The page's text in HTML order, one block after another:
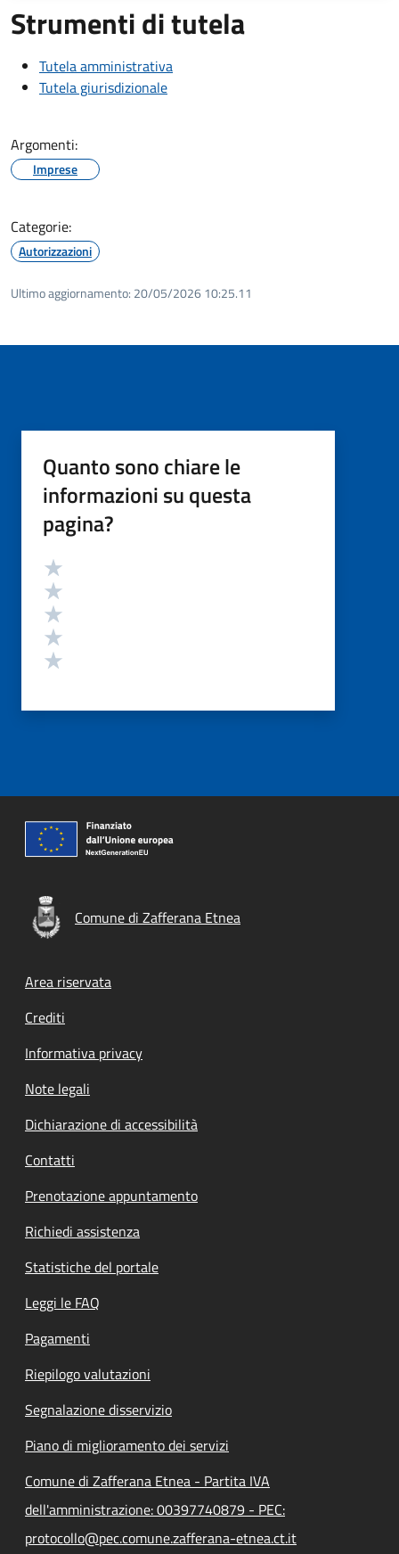
Strumenti di tutela
Tutela amministrativa
Tutela giurisdizionale
Argomenti:
Imprese
Categorie:
Autorizzazioni
Ultimo aggiornamento: 20/05/2026 10:25.11
Quanto sono chiare le
informazioni su questa
pagina?
Valutazione
Comune di Zafferana Etnea
Footer menu
Area riservata
Crediti
Informativa privacy
Note legali
Dichiarazione di accessibilità
Contatti
Prenotazione appuntamento
Richiedi assistenza
Statistiche del portale
Leggi le FAQ
Pagamenti
Riepilogo valutazioni
Segnalazione disservizio
Piano di miglioramento dei servizi
Comune di Zafferana Etnea - Partita IVA
dell'amministrazione: 00397740879 - PEC:
protocollo@pec.comune.zafferana-etnea.ct.it